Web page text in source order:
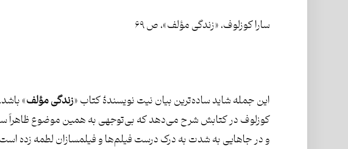
سارا کوزلوف، «زندگی مؤلف»، ص ۶۹
این جمله شاید ساده‌ترین بیان نیت نویسندۀ کتاب «زندگی مؤلف»
کوزلوف در کتابش شرح می‌دهد که بی‌توجهی به همین موضوع ظاهراً
و در جاهایی به شدت به درک درست فیلم‌ها و فیلمسازان لطمه زده